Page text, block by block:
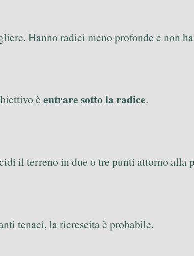
Hanno radici meno profonde e non
è entrare sotto la radice.
il terreno in due o tre punti attorno alla
tenaci, la ricrescita è probabile.